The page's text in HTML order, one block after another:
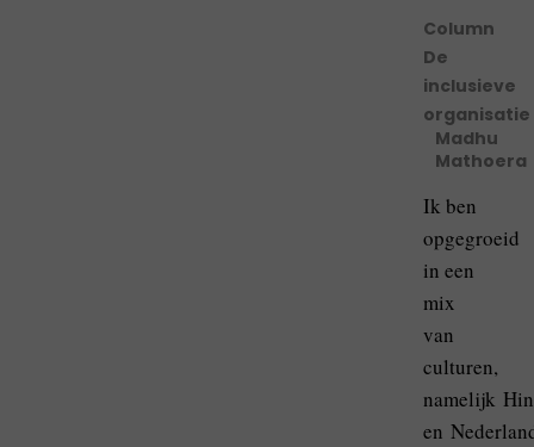
Column
De
inclusieve
organisatie
Madhu
Mathoera
Ik ben
opgegroeid
in een
mix
van
culturen,
namelijk
en